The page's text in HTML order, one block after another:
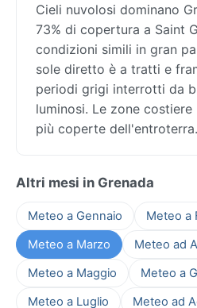
Cieli nuvolosi dominano
73% di copertura a Saint
condizioni simili in gran
sole diretto è a tratti e
periodi grigi interrotti da
luminosi. Le zone
più coperte dell'entroterra.
Altri mesi in Grenada
Meteo a Gennaio
Meteo a
Meteo a Marzo
Meteo ad
Meteo a Maggio
Meteo a
Meteo a Luglio
Meteo ad